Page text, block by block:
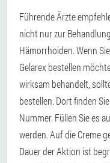
Führende Ärzte
nicht nur zur
Hämorrhoiden. Wenn
Gelarex bestellen
wirksam behandelt,
bestellen. Dort finden
Nummer. Füllen Sie es
werden. Auf die Creme
Dauer der Aktion ist